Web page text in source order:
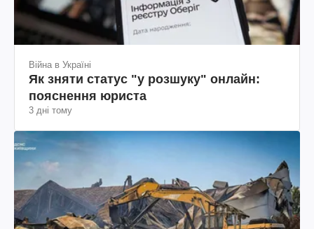
Війна в Україні
Як зняти статус "у розшуку" онлайн:
пояснення юриста
3 дні тому